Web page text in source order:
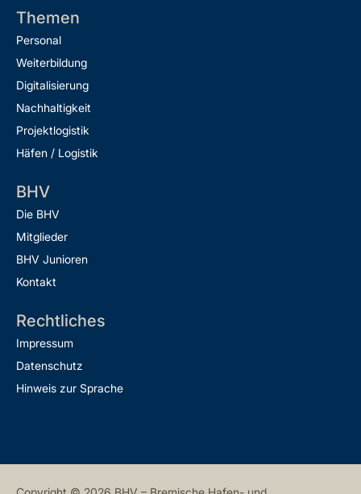
Themen
Personal
Weiterbildung
Digitalisierung
Nachhaltigkeit
Projektlogistik
Häfen / Logistik
BHV
Die BHV
Mitglieder
BHV Junioren
Kontakt
Rechtliches
Impressum
Datenschutz
Hinweis zur Sprache